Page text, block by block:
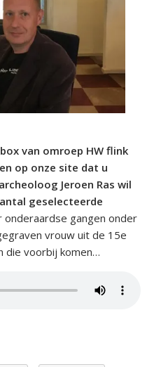
van omroep HW flink
op onze site dat u
Jeroen Ras wil
geselecteerde
onderaardse gangen onder
vrouw uit de 15e
die voorbij komen…